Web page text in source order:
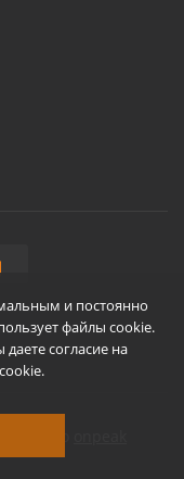
и постоянно
файлы cookie.
согласие на